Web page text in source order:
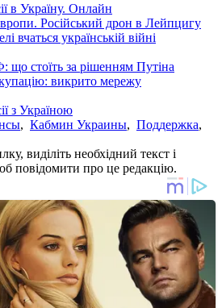
в Україну. Онлайн
Російський дрон в Лейпцигу
вчаться українській війні
що стоїть за рішенням Путіна
викрито мережу
з Україною
, Кабмин Украины, Поддержка,
виділіть необхідний текст і
повідомити про це редакцію.